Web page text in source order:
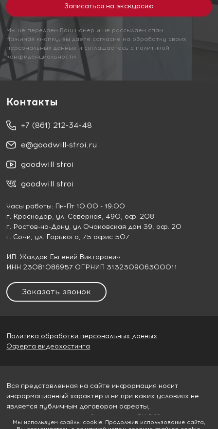
Мы не передаем Ваш номер и не рассылаем спам.
Нажимая кнопку, вы даете согласие на обработку своих
персональных данных и соглашаетесь с политикой
конфиденциальности
Контакты
+7 (861) 212-34-48
e@goodwill-stroi.ru
goodwill stroi
goodwill stroi
Часы работы: Пн-Пт 10:00 - 19:00
г. Краснодар, ул. Северная, 490, оф. 208
г. Ростов-на-Дону, ул Очаковская дом 39, оф. 20
г. Сочи, ул. Горького, 75 офис 507
ИП: Жалдак Евгений Викторович
ИНН 23081086957 ОГРНИП 313230906300011
Заказать звонок
Политика обработки персональных данных
Оферта видеохостинга
Вся представленная на сайте информация носит
информационный характер и ни при каких условиях не
является публичным договором оферты,
определяемым пунктом 2 статьи 437 ГК РФ
Мы используем файлы cookie. Продолжив использование сайта,